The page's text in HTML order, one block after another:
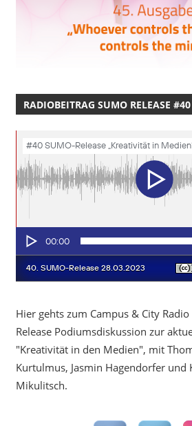
RADIOBEITRAG SUMO RELEASE #40
Hier gehts zum Campus & City
Release Podiumsdiskussion zur
"Kreativität in den Medien", mit
Kurtulmus, Jasmin Hagendorfer und
Mikulitsch.